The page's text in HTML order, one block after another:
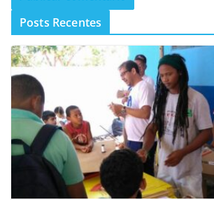
Posts Recentes